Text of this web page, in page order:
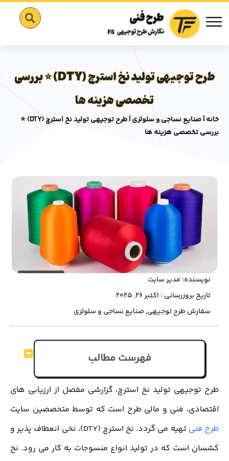
طرح توجیهی تولید نخ استرچ (DTY) ⭐️ بررسی
تخصصی هزینه ها
خانه|صنایع نساجی و سلولزی|
طرح توجیهی تولید نخ استرچ (DTY) ⭐️
بررسی تخصصی هزینه ها
نویسنده: مدیر سایت
تاریخ بروزرسانی : اکتبر 26, 2025
سفارش طرح توجیهی,صنایع نساجی و سلولزی
فهرست مطالب
طرح توجیهی تولید نخ استرچ، گزارشی مفصل از ارزیابی های
اقتصادی، فنی و مالی طرح است که توسط متخصصین سایت
طرح فنی
تهیه می گردد. نخ استرچ (DTY)، نخی انعطاف پذیر و
کشسان است که در تولید انواع منسوجات به کار می رود. نخ